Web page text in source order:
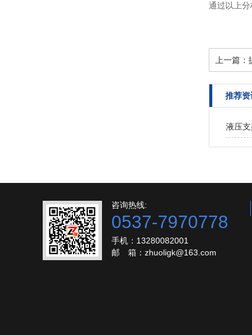
通过以上
上一篇：
推荐资
液压
咨询热线:
0537-7970778
手机：13280082001
邮 箱：zhuoligk@163.com